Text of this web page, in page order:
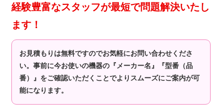
経験豊富なスタッフが最短で問題解決いたし
ます！
お見積もりは無料ですのでお気軽にお問い合わせくださ
い。事前に今お使いの機器の『メーカー名』『型番（品
番）』をご確認いただくことでよりスムーズにご案内が可
能になります。